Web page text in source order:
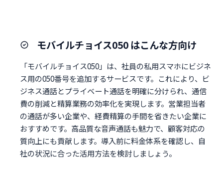
モバイルチョイス050 はこんな方向け
「モバイルチョイス050」は、社員の私用スマホにビジネ
ス用の050番号を追加するサービスです。これにより、ビ
ジネス通話とプライベート通話を明確に分けられ、通信
費の削減と精算業務の効率化を実現します。営業担当者
の通話が多い企業や、経費精算の手間を省きたい企業に
おすすめです。高品質な音声通話も魅力で、顧客対応の
質向上にも貢献します。導入前に料金体系を確認し、自
社の状況に合った活用方法を検討しましょう。